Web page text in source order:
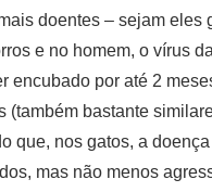
doentes – sejam eles
e no homem, o vírus
encubado por até 2
(também bastante
que, nos gatos, a
mas não menos